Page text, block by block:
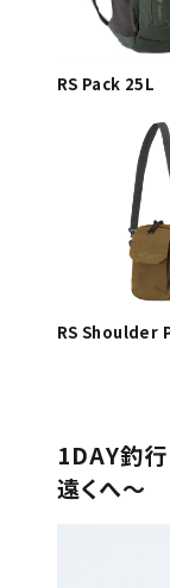
RS Pack 25L
RS Shoulder
1DAY釣
遠くへ〜